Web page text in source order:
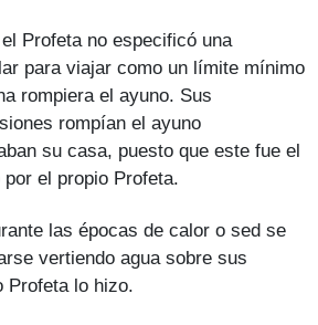
Profeta no especificó una
para viajar como un límite mínimo
rompiera el ayuno. Sus
rompían el ayuno
su casa, puesto que este fue el
el propio Profeta.
las épocas de calor o sed se
vertiendo agua sobre sus
Profeta lo hizo.